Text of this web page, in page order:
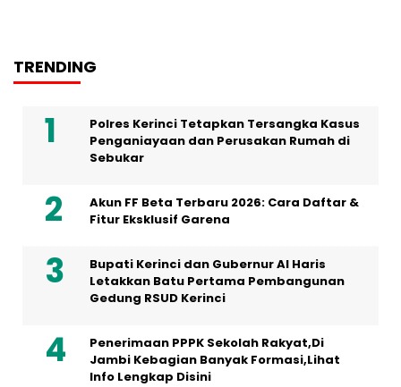
TRENDING
Polres Kerinci Tetapkan Tersangka Kasus
Penganiayaan dan Perusakan Rumah di
Sebukar
Akun FF Beta Terbaru 2026: Cara Daftar &
Fitur Eksklusif Garena
Bupati Kerinci dan Gubernur Al Haris
Letakkan Batu Pertama Pembangunan
Gedung RSUD Kerinci
Penerimaan PPPK Sekolah Rakyat,Di
Jambi Kebagian Banyak Formasi,Lihat
Info Lengkap Disini